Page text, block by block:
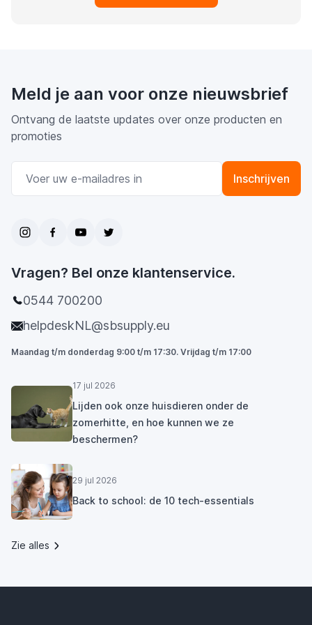
Meld je aan voor onze nieuwsbrief
Ontvang de laatste updates over onze producten en
promoties
Inschrijven
Vragen? Bel onze klantenservice.
0544 700200
helpdeskNL@sbsupply.eu
Maandag t/m donderdag 9:00 t/m 17:30. Vrijdag t/m 17:00
17 jul 2026
Lijden ook onze huisdieren onder de
zomerhitte, en hoe kunnen we ze
beschermen?
29 jul 2026
Back to school: de 10 tech-essentials
Zie alles